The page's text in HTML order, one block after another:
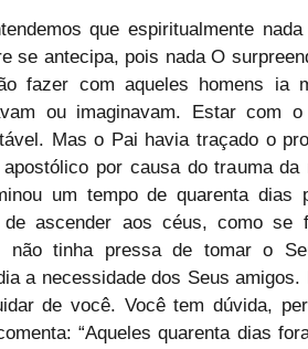
que espiritualmente
se antecipa, pois nada O
fazer com aqueles homens ia
ou imaginavam. Estar com
Mas o Pai havia traçado o
apostólico por causa do trauma
um tempo de quarenta dias
de ascender aos céus, como se
não tinha pressa de tomar o
a necessidade dos Seus
de você. Você tem dúvida,
“Aqueles quarenta dias